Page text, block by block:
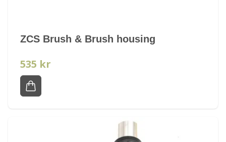
ZCS Brush & Brush housing
535 kr